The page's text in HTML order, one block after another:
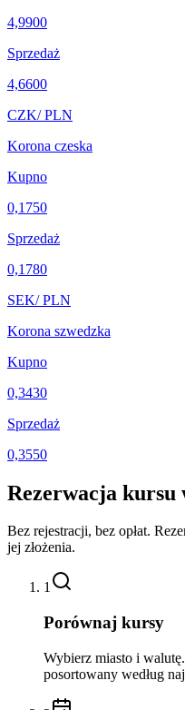
4,9900
Sprzedaż
4,6600
CZK/ PLN
Korona czeska
Kupno
0,1750
Sprzedaż
0,1780
SEK/ PLN
Korona szwedzka
Kupno
0,3430
Sprzedaż
0,3550
Rezerwacja kursu
Bez rejestracji, bez opłat.
jej złożenia.
1
Porównaj kursy
Wybierz miasto i
posortowany według